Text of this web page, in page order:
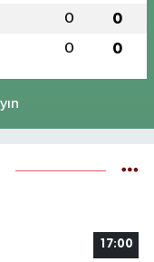
0 0
0 0
17:00